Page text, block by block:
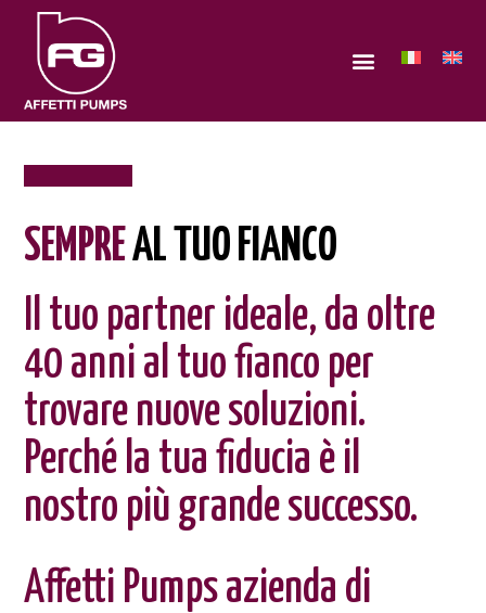
SEMPREAL TUO FIANCO
Il tuo partner ideale, da oltre
40 anni al tuo fianco per
trovare nuove soluzioni.
Perché la tua fiducia è il
nostro più grande successo.
Affetti Pumps azienda di